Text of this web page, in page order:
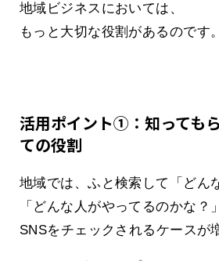
地域ビジネスにおいては、
もっと大切な役割があるのです。
活用ポイント①：知っても
ての役割
地域では、ふと検索して「どん
「どんな人がやってるのかな？
SNSをチェックされるケースが